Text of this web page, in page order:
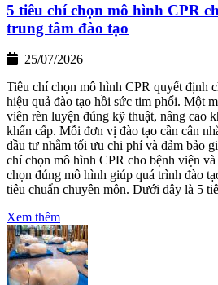
5 tiêu chí chọn mô hình CPR
trung tâm đào tạo
25/07/2026
Tiêu chí chọn mô hình CPR quyết định
hiệu quả đào tạo hồi sức tim phổi. Một
viên rèn luyện đúng kỹ thuật, nâng cao
khẩn cấp. Mỗi đơn vị đào tạo cần cân
đầu tư nhằm tối ưu chi phí và đảm bảo
chí chọn mô hình CPR cho bệnh viện
chọn đúng mô hình giúp quá trình đào
tiêu chuẩn chuyên môn. Dưới đây là 5
Xem thêm